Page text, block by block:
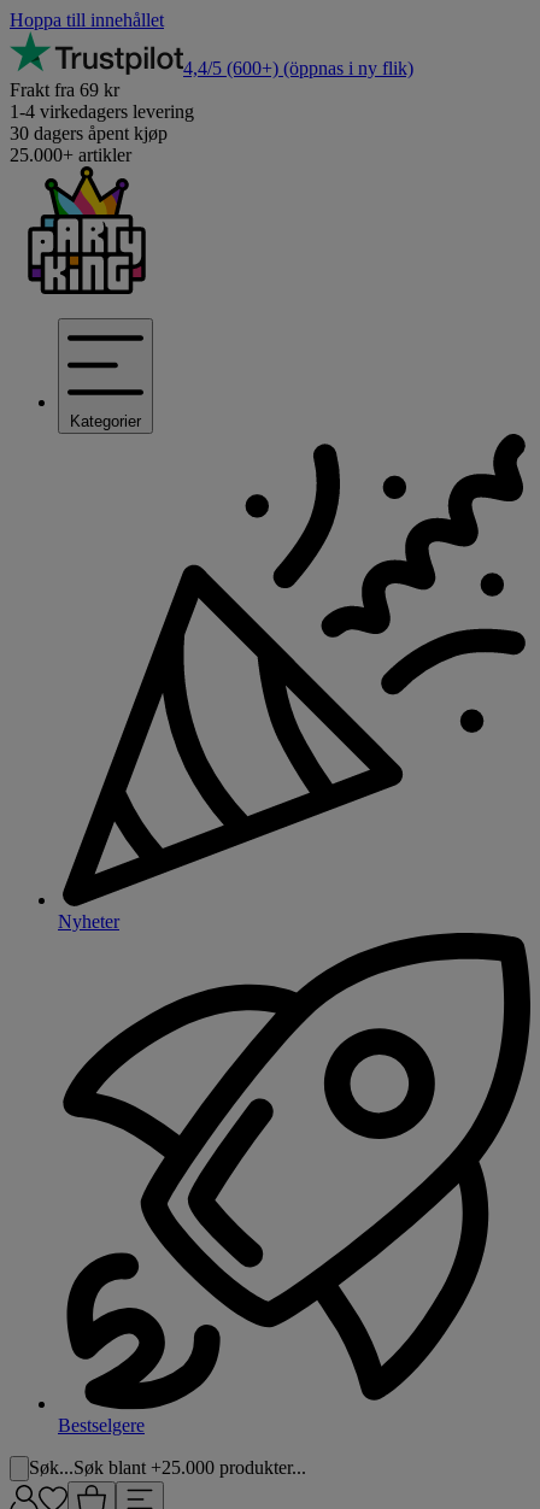
Hoppa till innehållet
4,4/5 (600+) (öppnas i ny flik)
Frakt fra 69 kr
1-4 virkedagers levering
30 dagers åpent kjøp
25.000+ artikler
Kategorier
Nyheter
Bestselgere
Søk...Søk blant +25.000 produkter...